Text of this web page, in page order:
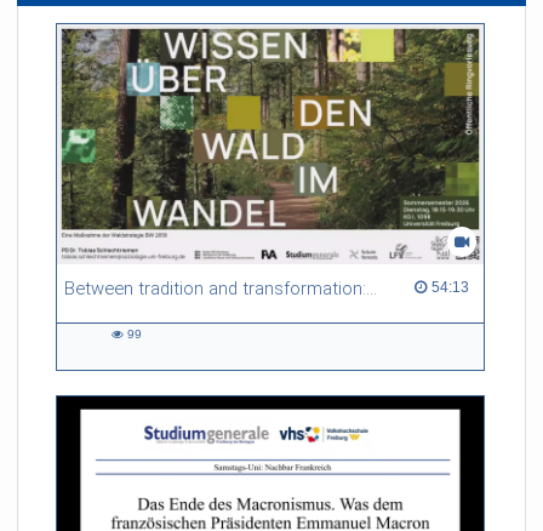
Between tradition and transformation: how owners, advisers and institutions co-create knowledge for resilient forests in Europe 54:13
54:13 duration
99